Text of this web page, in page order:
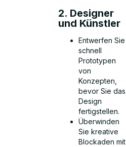
2. Designer
und Künstler
Entwerfen Sie
schnell
Prototypen
von
Konzepten,
bevor Sie das
Design
fertigstellen.
Überwinden
Sie kreative
Blockaden mit